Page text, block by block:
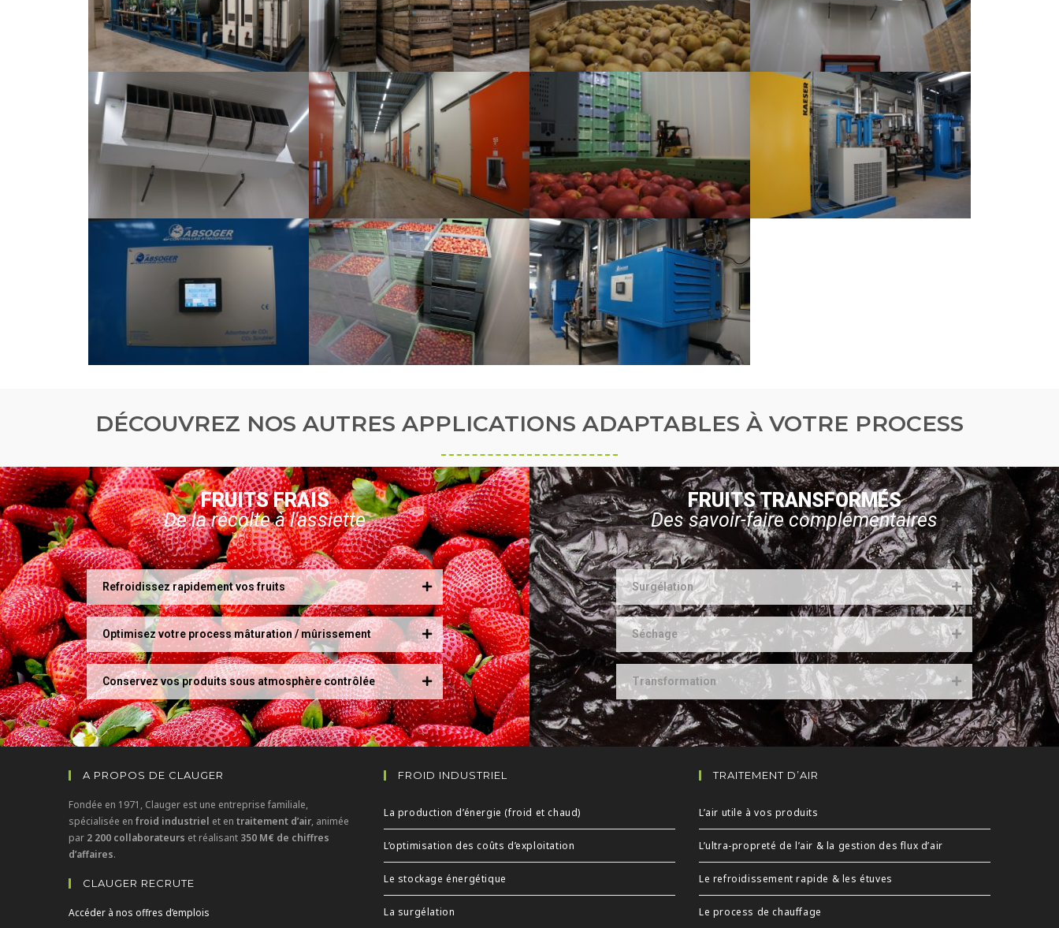
DÉCOUVREZ NOS AUTRES APPLICATIONS ADAPTABLES À VOTRE PROCESS
FRUITS FRAIS
De la récolte à l'assiette
Refroidissez rapidement vos fruits
Optimisez votre process mâturation / mûrissement
Conservez vos produits sous atmosphère contrôlée
FRUITS TRANSFORMÉS
Des savoir-faire complémentaires
Surgélation
Séchage
Transformation
A PROPOS DE CLAUGER
Fondée en 1971, Clauger est une entreprise familiale,
spécialisée en froid industriel et en traitement d’air, animée
par 2 200 collaborateurs et réalisant 350 M€ de chiffres
d’affaires.
CLAUGER RECRUTE
Accéder à nos offres d’emplois
FROID INDUSTRIEL
La production d’énergie (froid et chaud)
L’optimisation des coûts d’exploitation
Le stockage énergétique
La surgélation
TRAITEMENT D’AIR
L’air utile à vos produits
L’ultra-propreté de l’air & la gestion des flux d’air
Le refroidissement rapide & les étuves
Le process de chauffage